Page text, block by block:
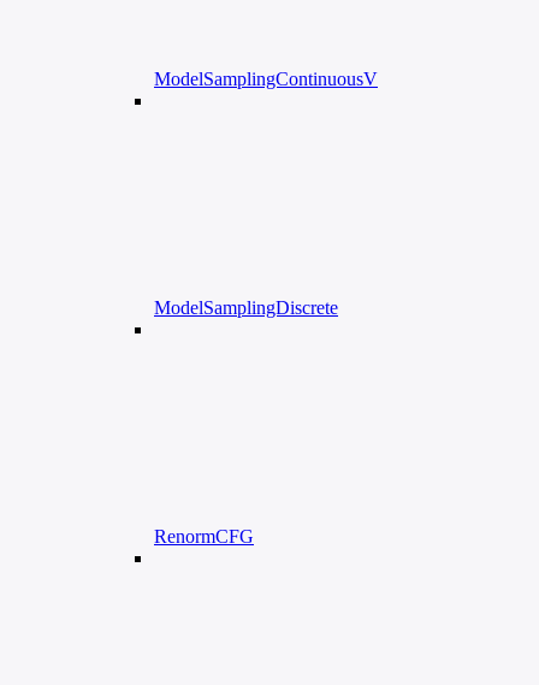
ModelSamplingContinuousV
ModelSamplingDiscrete
RenormCFG